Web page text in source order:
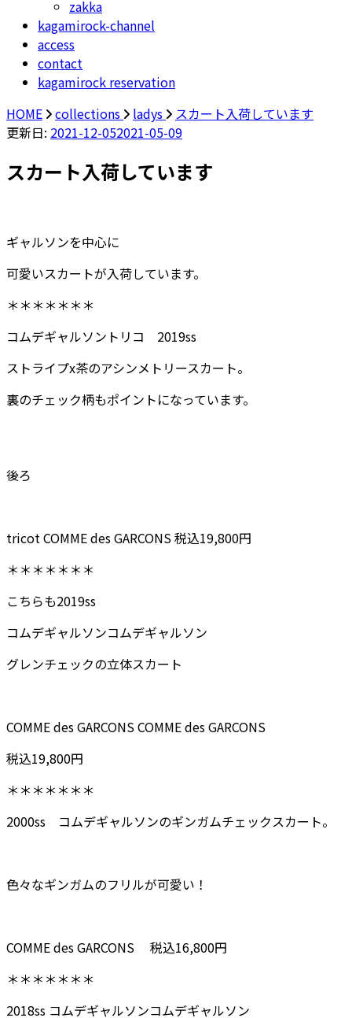
zakka
kagamirock-channel
access
contact
kagamirock reservation
HOME
collections ladys
スカート入荷しています
更新日: 2021-12-052021-05-09
スカート入荷しています
ギャルソンを中心に
可愛いスカートが入荷しています。
＊＊＊＊＊＊＊
コムデギャルソントリコ 2019ss
ストライプx茶のアシンメトリースカート。
裏のチェック柄もポイントになっています。
後ろ
tricot COMME des GARCONS 税込19,800円
＊＊＊＊＊＊＊
こちらも2019ss
コムデギャルソンコムデギャルソン
グレンチェックの立体スカート
COMME des GARCONS COMME des GARCONS
税込19,800円
＊＊＊＊＊＊＊
2000ss コムデギャルソンのギンガムチェックスカート。
色々なギンガムのフリルが可愛い！
COMME des GARCONS 税込16,800円
＊＊＊＊＊＊＊
2018ss コムデギャルソンコムデギャルソン